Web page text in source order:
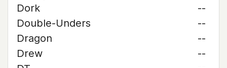
Dork
--
Double-Unders
--
Dragon
--
Drew
--